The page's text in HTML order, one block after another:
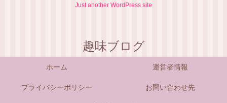
Just another WordPress site
趣味ブログ
ホーム 運営者情報
プライバシーポリシー お問い合わせ先